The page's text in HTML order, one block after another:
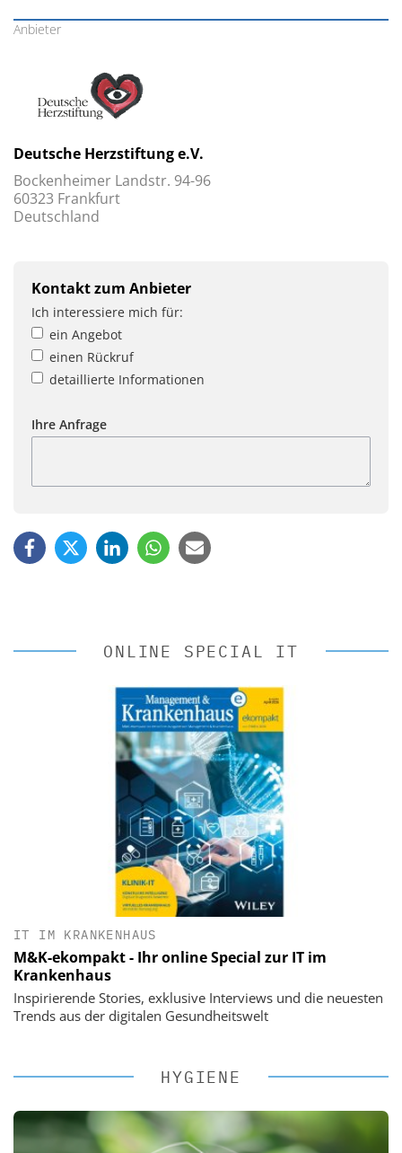
Anbieter
Deutsche Herzstiftung e.V.
Bockenheimer Landstr. 94-96
60323 Frankfurt
Deutschland
Kontakt zum Anbieter
Ich interessiere mich für:
ein Angebot
einen Rückruf
detaillierte Informationen
Ihre Anfrage
ONLINE SPECIAL IT
IT IM KRANKENHAUS
M&K-ekompakt - Ihr online Special zur IT im
Krankenhaus
Inspirierende Stories, exklusive Interviews und die neuesten
Trends aus der digitalen Gesundheitswelt
HYGIENE